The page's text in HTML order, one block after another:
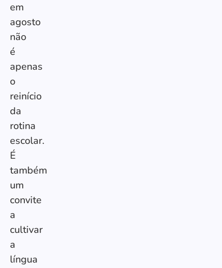
em
agosto
não
é
apenas
o
reinício
da
rotina
escolar.
É
também
um
convite
a
cultivar
a
língua